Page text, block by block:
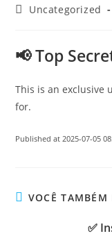
Uncategorized
📢 Top
This is an exclusive
for.
Published at 2025-07-05
VOCÊ TAMBÉM
✅